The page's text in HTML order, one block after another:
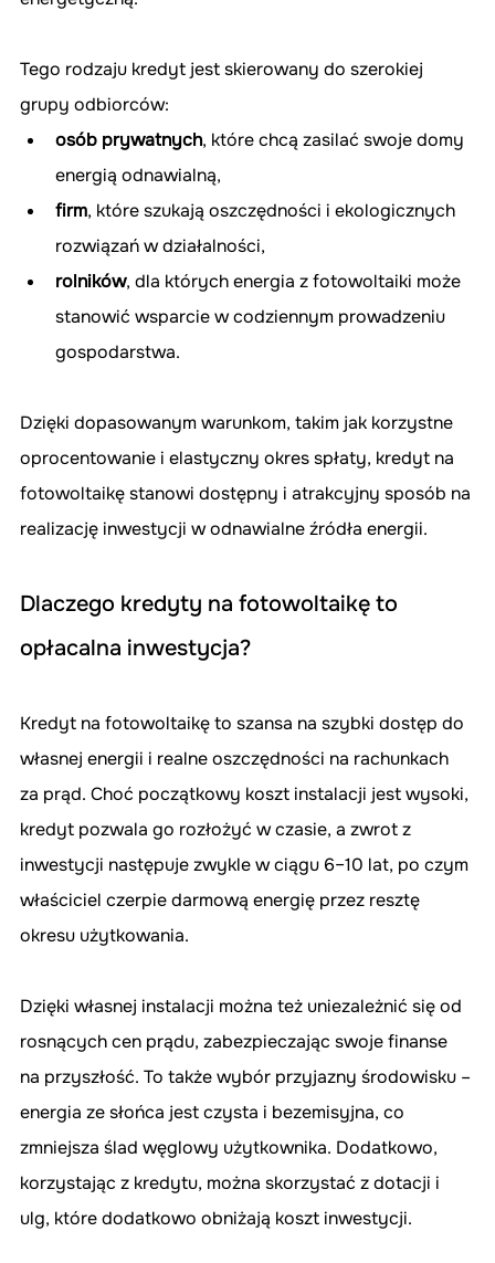
Tego rodzaju kredyt jest skierowany do szerokiej
grupy odbiorców:
osób prywatnych, które chcą zasilać swoje domy
energią odnawialną,
firm, które szukają oszczędności i ekologicznych
rozwiązań w działalności,
rolników, dla których energia z fotowoltaiki może
stanowić wsparcie w codziennym prowadzeniu
gospodarstwa.
Dzięki dopasowanym warunkom, takim jak korzystne
oprocentowanie i elastyczny okres spłaty, kredyt na
fotowoltaikę stanowi dostępny i atrakcyjny sposób na
realizację inwestycji w odnawialne źródła energii.
Dlaczego kredyty na fotowoltaikę to
opłacalna inwestycja?
Kredyt na fotowoltaikę to szansa na szybki dostęp do
własnej energii i realne oszczędności na rachunkach
za prąd. Choć początkowy koszt instalacji jest wysoki,
kredyt pozwala go rozłożyć w czasie, a zwrot z
inwestycji następuje zwykle w ciągu 6–10 lat, po czym
właściciel czerpie darmową energię przez resztę
okresu użytkowania.
Dzięki własnej instalacji można też uniezależnić się od
rosnących cen prądu, zabezpieczając swoje finanse
na przyszłość. To także wybór przyjazny środowisku –
energia ze słońca jest czysta i bezemisyjna, co
zmniejsza ślad węglowy użytkownika. Dodatkowo,
korzystając z kredytu, można skorzystać z dotacji i
ulg, które dodatkowo obniżają koszt inwestycji.